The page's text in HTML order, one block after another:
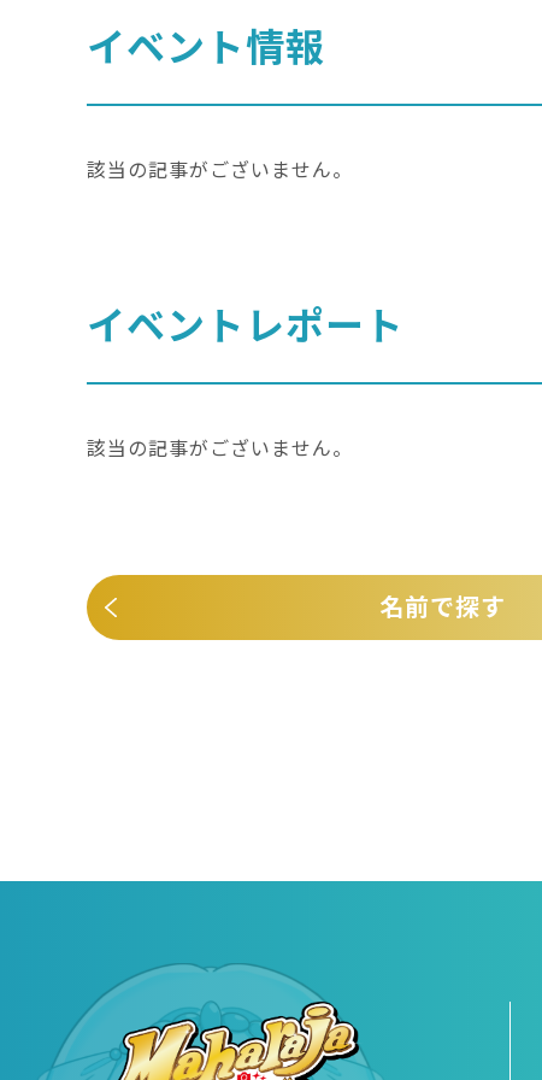
イベント情報
該当の記事がございません。
イベントレポート
該当の記事がございません。
名前で探す